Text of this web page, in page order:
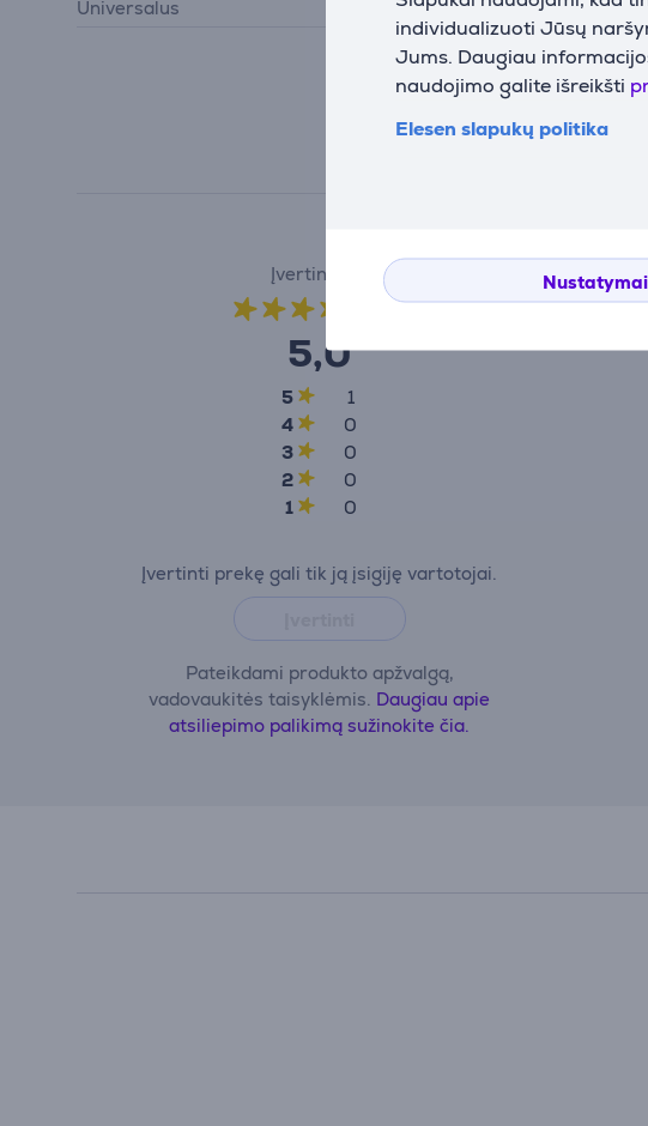
individualizuoti Jūsų
Jums. Daugiau
naudojimo galite išreikšti
Elesen slapukų politika
Nustatymai
Universalus Taip
Įvertinimas
(1)
5,0
5
1
4
0
3
0
2
0
1
0
Įvertinti prekę gali tik ją įsigiję vartotojai.
Pateikdami produkto apžvalgą,
vadovaukitės taisyklėmis. Daugiau apie
atsiliepimo palikimą sužinokite čia.